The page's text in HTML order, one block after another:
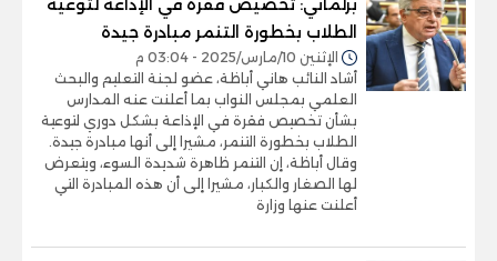
الطلاب بخطورة التنمر مبادرة جيدة
الإثنين 10/مارس/2025 - 03:04 م
أشاد النائب هاني أباظة، عضو لجنة التعليم والبحث
العلمي بمجلس النواب بما أعلنت عنه المدارس
بشأن تخصيص فقرة في الإذاعة بشكل دوري لتوعية
الطلاب بخطورة التنمر، مشيرا إلى أنها مبادرة جيدة.
وقال أباظة، إن التنمر ظاهرة شديدة السوء، ويتعرض
لها الصغار والكبار، مشيرا إلى أن هذه المبادرة التي
أعلنت عنها وزارة